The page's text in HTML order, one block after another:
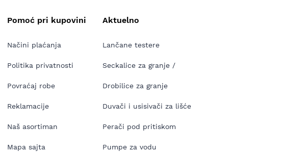
Pomoć pri kupovini
Načini plaćanja
Politika privatnosti
Povraćaj robe
Reklamacije
Naš asortiman
Mapa sajta
Aktuelno
Lančane testere
Seckalice za granje /
Drobilice za granje
Duvači i usisivači za lišće
Perači pod pritiskom
Pumpe za vodu